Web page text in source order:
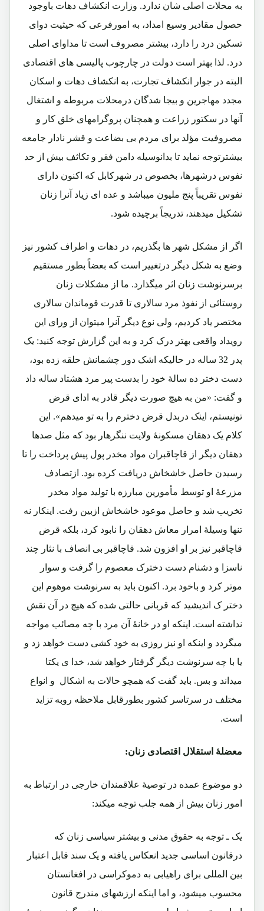
به محلات اصلی شان ندارد. وزارت انکشاف دهات باوجود
حصول مقادیر وسیع امداد، به امورفرعی که حیثیت دوای
تسکین درد را دارد، بیشتر مصروف است تا مداوای اصلی
درد. لذا بهتر است دولت در چارچوب پالیسی های اقتصادی
البته در جوار انکشاف تجارت، به انکشاف دهات و اسکان
مجدد مهاجرین و بیجا شدگان درمحلات مربوطه و اشتغال
آنها در سکتور زراعت و همچنان پروگرامهای خلق کار و
مصروفیت مؤلد برای مردم بی بضاعت و قشر نادار جامعه
بیشترتوجه نماید تا بدانوسیله دامن فقر و تکاثف بیش از حد
نفوس درشهرها، بخصوص در شهرکابل که اکنون دارای
نفوس تقریباً پنج ملیون میباشد و عده ای زیاد آنرا زنان
تشکیل میدهند، تدریجاً برچیده شود.
اگر از مشکل شهر ها بگذریم، در دهات و اطراف کشور نیز
وضع به شکل دیگر درتغییر است که بعضاً بطور مستقیم
برسرنوشت زنان اثر میگذارد. ما از مشکلات زنان
روستائی از نفوذ مرد سالاری تا قدرت قوماندان سالاری
مختصر یاد کردیم، ولی نوع دیگر آنرا میتوان از ورای این
رویداد واقعی بهتر درک کرد و به این گزارش توجه کنید: یک
پدر 32 ساله در حالیکه اشک دور چشمانش حلقه زده بود،
دست دختر ده سالۀ خود را بدست پیر مرد هشتاد ساله داد
و گفت: «من به هیچ صورت دیگر قادر به ادای قرض
تونیستم، اینک دربدل قرض دخترم را به تو میدهم». این
کلام یک دهقان مسکونۀ ولایت ننگرهار بود که مثل صدها
دهقان دیگر از قاچاقبران مواد مخدر پول پیش پرداخت را تا
رسیدن حاصل خاشخاش دریافت کرده بود. ازتصادف
مزرعۀ او توسط مأمورین مبارزه با تولید مواد مخدر
تخریب شد و حاصل موعود خاشخاش ازبین رفت. اینکار نه
تنها وسیلۀ امرار معاش دهقان را نابود کرد، بلکه قرض
قاچاقبر نیز بر او افزون شد. قاچاقبر بی انصاف با نثار چند
ناسزا و دشنام دست دخترک معصوم را گرفت و سوار
موتر کرد و باخود برد. اکنون باید به سرنوشت موهوم این
دختر ک اندیشید که قربانی حالتی شده که هیچ در آن نقش
نداشته است. اینکه او در خانۀ آن مرد با چه مصائب مواجه
میگردد و اینکه او نیز روزی به خود کشی دست خواهد زد و
یا با چه سرنوشت دیگر گرفتار خواهد شد، خدا ی یکتا
میداند و بس. باید گفت که همچو حالات به اشکال و انواع
مختلف در سرتاسر کشور بطورقابل ملاحظه روبه تزاید
است.
معضلۀ استقلال اقتصادی زنان:
دو موضوع عمده در توصیۀ علاقمندان خارجی در ارتباط به
امور زنان بیش از همه جلب توجه میکند:
یک ـ توجه به حقوق مدنی و بیشتر سیاسی زنان که
درقانون اساسی جدید انعکاس یافته و یک سند قابل اعتبار
بین المللی برای راهیابی به دموکراسی در افغانستان
محسوب میشود، و اما اینکه ارزشهای مندرج قانون